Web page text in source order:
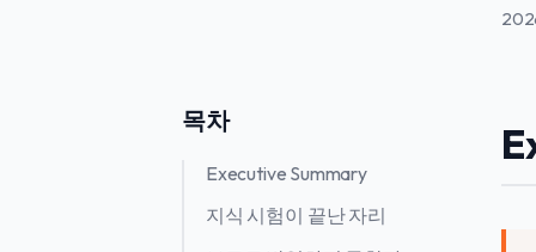
목차
Executive Summary
지식 시험이 끝난 자리